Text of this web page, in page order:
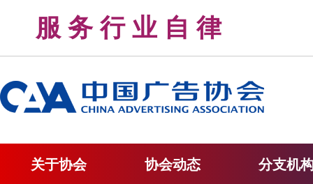
服 务 行 业 自 律
关于协会 协会动态 分支机